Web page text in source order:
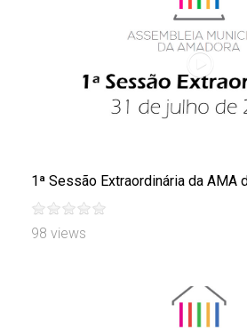
1ª Sessão Extraordinária da AMA
98 views